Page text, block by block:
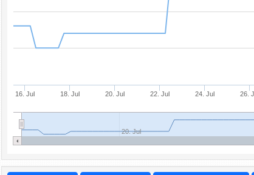
16. Jul 18. Jul 20. Jul 22. Jul 24. Jul 26.
20. Jul